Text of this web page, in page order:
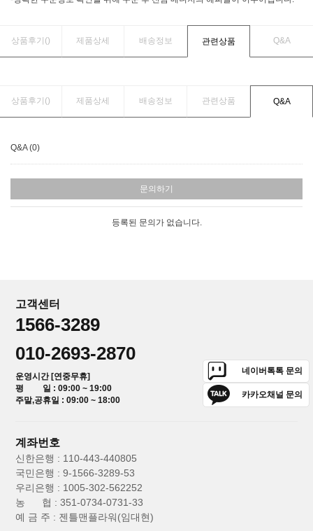
상품후기() 제품상세 배송정보 관련상품 Q&A
상품후기() 제품상세 배송정보 관련상품 Q&A
Q&A (0)
문의하기
등록된 문의가 없습니다.
고객센터
1566-3289
010-2693-2870
운영시간 [연중무휴]
평 일 : 09:00 ~ 19:00
주말,공휴일 : 09:00 ~ 18:00
네이버톡톡 문의
카카오채널 문의
계좌번호
신한은행 : 110-443-440805
국민은행 : 9-1566-3289-53
우리은행 : 1005-302-562252
농 협 : 351-0734-0731-33
예 금 주 : 젠틀맨플라워(임대현)